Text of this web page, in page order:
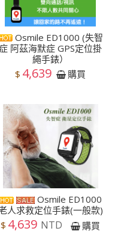
Osmile ED1000 (失智
阿茲海默症 GPS定位掛
繩手錶）
$ 4,639 購買
Osmile ED1000
人求救定位手錶(一般款)
$ 4,639 NTD 購買